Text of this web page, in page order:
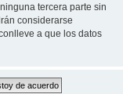
tercera parte sin
considerarse
a que los datos